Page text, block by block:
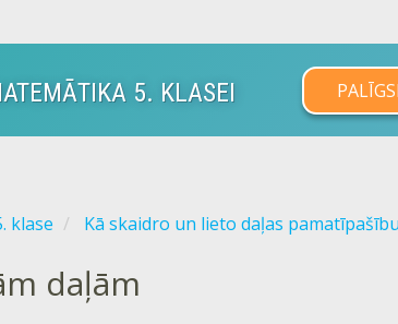
5. KLASEI
klase Kā skaidro un lieto daļas
daļām